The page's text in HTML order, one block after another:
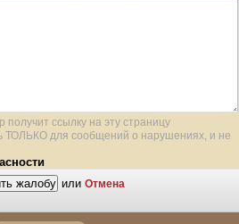
ссылку на эту страницу
ТОЛЬКО для сообщений о нарушениях, и не
или Отмена